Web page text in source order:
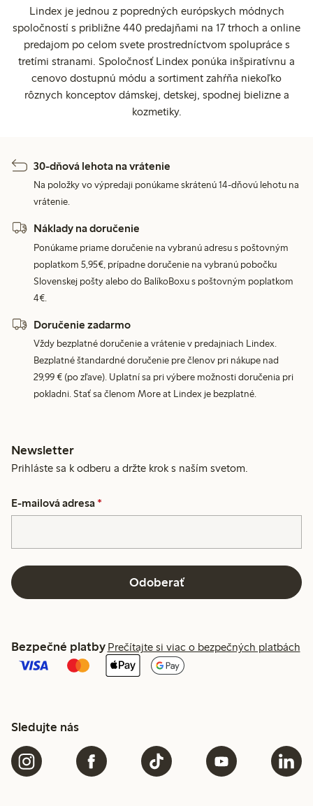
Lindex je jednou z popredných európskych módnych
spoločností s približne 440 predajňami na 17 trhoch a online
predajom po celom svete prostredníctvom spolupráce s
tretími stranami. Spoločnosť Lindex ponúka inšpiratívnu a
cenovo dostupnú módu a sortiment zahŕňa niekoľko
rôznych konceptov dámskej, detskej, spodnej bielizne a
kozmetiky.
30-dňová lehota na vrátenie
Na položky vo výpredaji ponúkame skrátenú 14-dňovú lehotu na
vrátenie.
Náklady na doručenie
Ponúkame priame doručenie na vybranú adresu s poštovným
poplatkom 5,95€, prípadne doručenie na vybranú pobočku
Slovenskej pošty alebo do BalíkoBoxu s poštovným poplatkom
4€.
Doručenie zadarmo
Vždy bezplatné doručenie a vrátenie v predajniach Lindex.
Bezplatné štandardné doručenie pre členov pri nákupe nad
29,99 € (po zľave). Uplatní sa pri výbere možnosti doručenia pri
pokladni. Stať sa členom More at Lindex je bezplatné.
Newsletter
Prihláste sa k odberu a držte krok s naším svetom.
E-mailová adresa *
Odoberať
Bezpečné platby Prečítajte si viac o bezpečných platbách
Sledujte nás